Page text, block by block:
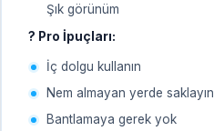
Şık görünüm
? Pro İpuçları:
İç dolgu kullanın
Nem almayan yerde saklayın
Bantlamaya gerek yok